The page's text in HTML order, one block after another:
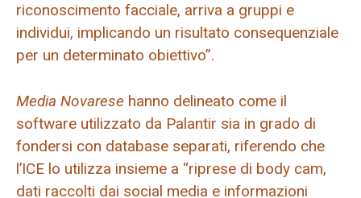
riconoscimento facciale, arriva a gruppi e
individui, implicando un risultato consequenziale
per un determinato obiettivo”.
Media Novarese hanno delineato come il
software utilizzato da Palantir sia in grado di
fondersi con database separati, riferendo che
l’ICE lo utilizza insieme a “riprese di body cam,
dati raccolti dai social media e informazioni